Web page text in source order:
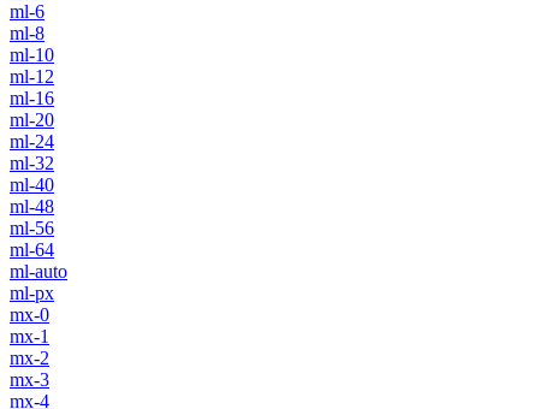
ml-6
ml-8
ml-10
ml-12
ml-16
ml-20
ml-24
ml-32
ml-40
ml-48
ml-56
ml-64
ml-auto
ml-px
mx-0
mx-1
mx-2
mx-3
mx-4